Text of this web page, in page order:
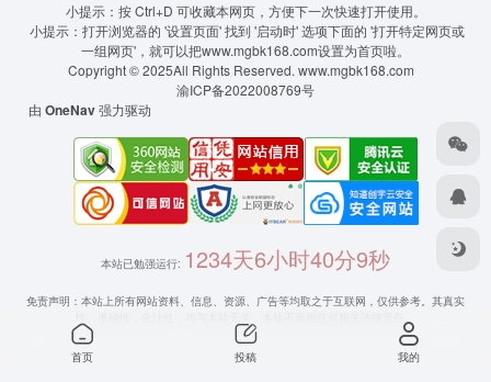
小提示：按 Ctrl+D 可收藏本网页，方便下一次快速打开使用。
小提示：打开浏览器的 '设置页面' 找到 '启动时' 选项下面的 '打开特定网页或
一组网页'，就可以把www.mgbk168.com设置为首页啦。
Copyright © 2025All Rights Reserved. www.mgbk168.com
渝ICP备2022008769号
由 OneNav强力驱动
本站已勉强运行: 1234天6小时40分9秒
免责声明：本站上所有网站资料、信息、资源、广告等均取之于互联网，仅供参考。其真实
首页 投稿 我的